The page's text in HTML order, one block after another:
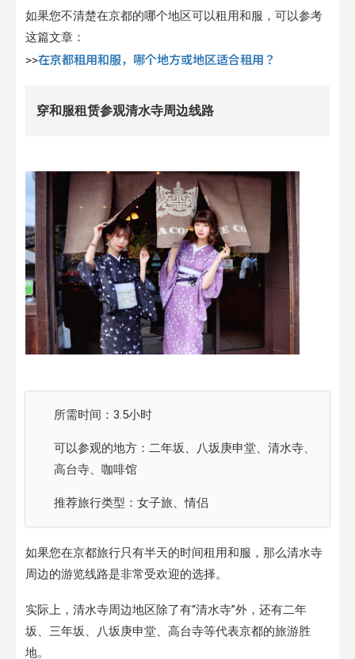
如果您不清楚在京都的哪个地区可以租用和服，可以参考
这篇文章：
>>在京都租用和服，哪个地方或地区适合租用？
穿和服租赁参观清水寺周边线路
所需时间：3.5小时
可以参观的地方：二年坂、八坂庚申堂、清水寺、
高台寺、咖啡馆
推荐旅行类型：女子旅、情侣
如果您在京都旅行只有半天的时间租用和服，那么清水寺
周边的游览线路是非常受欢迎的选择。
实际上，清水寺周边地区除了有“清水寺”外，还有二年
坂、三年坂、八坂庚申堂、高台寺等代表京都的旅游胜
地。